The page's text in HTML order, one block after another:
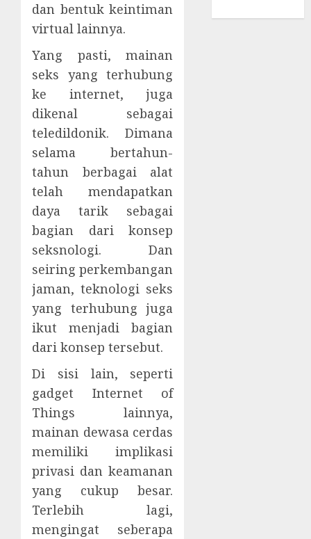
dan bentuk keintiman
virtual lainnya.
Yang pasti, mainan
seks yang terhubung
ke internet, juga
dikenal sebagai
teledildonik. Dimana
selama bertahun-
tahun berbagai alat
telah mendapatkan
daya tarik sebagai
bagian dari konsep
seksnologi. Dan
seiring perkembangan
jaman, teknologi seks
yang terhubung juga
ikut menjadi bagian
dari konsep tersebut.
Di sisi lain, seperti
gadget Internet of
Things lainnya,
mainan dewasa cerdas
memiliki implikasi
privasi dan keamanan
yang cukup besar.
Terlebih lagi,
mengingat seberapa